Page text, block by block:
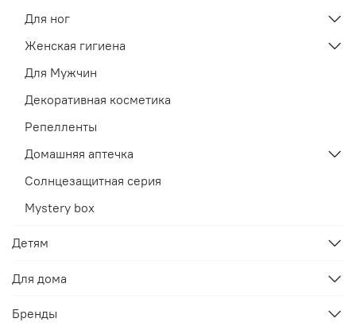
Для ног
Женская гигиена
Для Мужчин
Декоративная косметика
Репелленты
Домашняя аптечка
Солнцезащитная серия
Mystery box
Детям
Для дома
Бренды